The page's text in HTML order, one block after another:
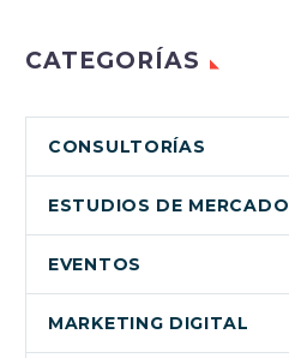
CATEGORÍAS
CONSULTORÍAS
ESTUDIOS DE MERCADO
EVENTOS
MARKETING DIGITAL